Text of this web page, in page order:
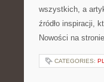
wszystkich, a
źródło inspiracji,
Nowości na
CATEGORIES: